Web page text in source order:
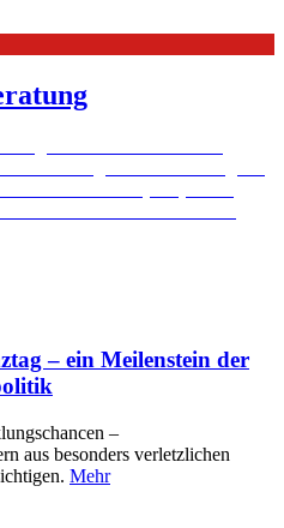
– ein Meilenstein der
–
aus besonders verletzlichen
Mehr